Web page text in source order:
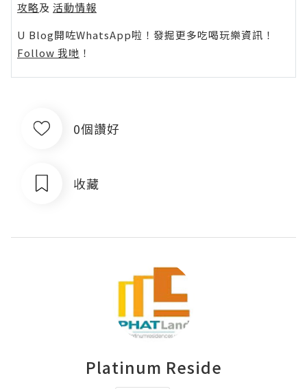
攻略及 活動情報
U Blog開咗WhatsApp啦！發掘更多吃喝玩樂資訊！
Follow 我哋 ！
0個讚好
收藏
Platinum Reside